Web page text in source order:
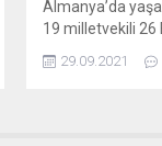
Almanya’da
19 milletvekili 26
(Bundestag)
29.09.2021